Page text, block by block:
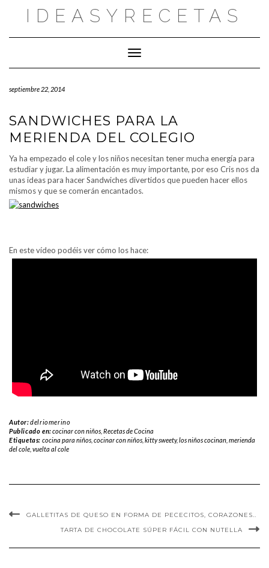
IDEASYRECETAS
Cambiar modo de navegación
septiembre 22, 2014
SANDWICHES PARA LA
MERIENDA DEL COLEGIO
Ya ha empezado el cole y los niños necesitan tener mucha energía para
estudiar y jugar. La alimentación es muy importante, por eso Cris nos da
unas ideas para hacer Sandwiches divertidos que pueden hacer ellos
mismos y que se comerán encantados.
En este vídeo podéis ver cómo los hace:
Autor:delriomerino
Publicado en:cocinar con niños Recetas de Cocina
Etiquetas: cocina para niños, cocinar con niños, kitty sweety,los niños cocinan, merienda
del cole vuelta al cole
GALLETITAS DE QUESO EN FORMA DE PECECITOS, CORAZONES..
TARTA DE CHOCOLATE SÚPER FÁCIL CON NUTELLA